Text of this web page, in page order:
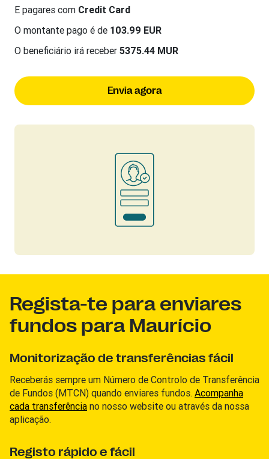
E pagares com Credit Card
O montante pago é de 103.99 EUR
O beneficiário irá receber 5375.44 MUR
Envia agora
Regista-te para enviares
fundos para Maurício
Monitorização de transferências fácil
Receberás sempre um Número de Controlo de Transferência
de Fundos (MTCN) quando enviares fundos. Acompanha
cada transferência no nosso website ou através da nossa
aplicação.
Registo rápido e fácil